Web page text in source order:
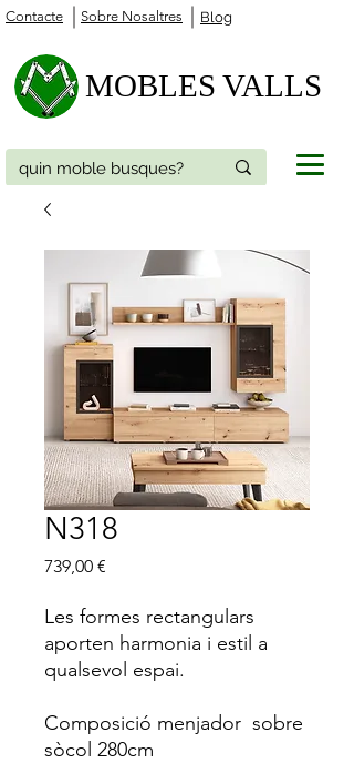
Contacte Blog
Sobre Nosaltres
MOBLES VALLS
N318
739,00 €
Les formes rectangulars
aporten harmonia i estil a
qualsevol espai.
Composició menjador sobre
sòcol 280cm